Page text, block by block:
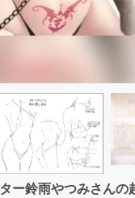
ー鈴雨やつみさん